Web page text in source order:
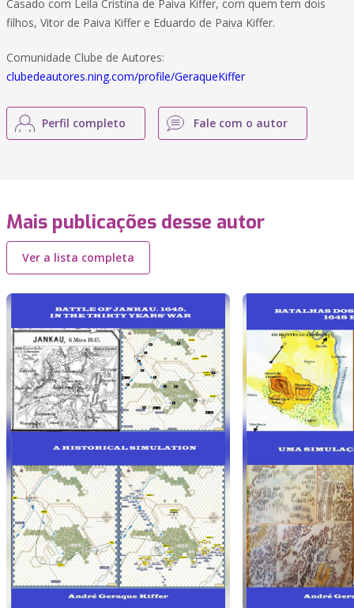
Casado com Leila Cristina de Paiva Kiffer, com quem tem dois
filhos, Vitor de Paiva Kiffer e Eduardo de Paiva Kiffer.
Comunidade Clube de Autores:
clubedeautores.ning.com/profile/GeraqueKiffer
Perfil completo Fale com o autor
Mais publicações desse autor
Ver a lista completa